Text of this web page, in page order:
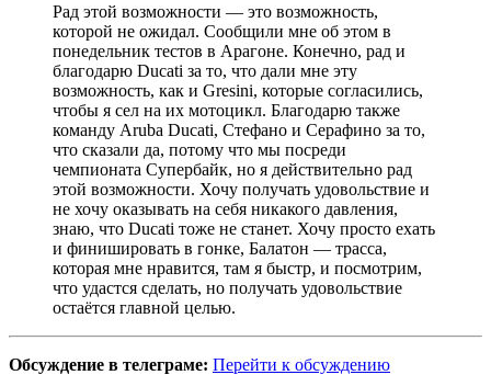
Рад этой возможности — это возможность,
которой не ожидал. Сообщили мне об этом в
понедельник тестов в Арагоне. Конечно, рад и
благодарю Ducati за то, что дали мне эту
возможность, как и Gresini, которые согласились,
чтобы я сел на их мотоцикл. Благодарю также
команду Aruba Ducati, Стефано и Серафино за то,
что сказали да, потому что мы посреди
чемпионата Супербайк, но я действительно рад
этой возможности. Хочу получать удовольствие и
не хочу оказывать на себя никакого давления,
знаю, что Ducati тоже не станет. Хочу просто ехать
и финишировать в гонке, Балатон — трасса,
которая мне нравится, там я быстр, и посмотрим,
что удастся сделать, но получать удовольствие
остаётся главной целью.
Обсуждение в телеграме: Перейти к обсуждению